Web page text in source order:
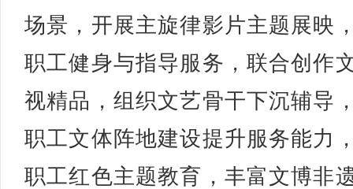
场景，开展主旋律影片主题展映
职工健身与指导服务，联合创作
视精品，组织文艺骨干下沉辅导
职工文体阵地建设提升服务能力
职工红色主题教育，丰富文博非